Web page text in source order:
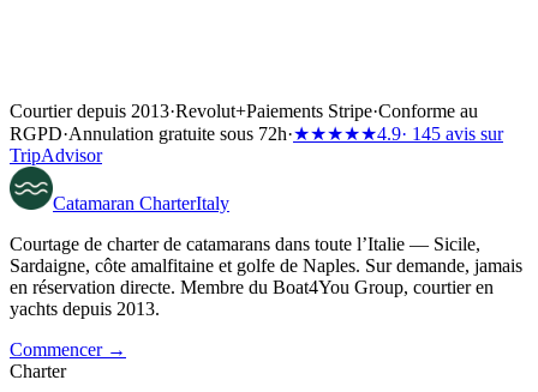
Courtier depuis 2013·Revolut+Paiements Stripe·Conforme au
RGPD·Annulation gratuite sous 72h·★★★★★4.9· 145 avis sur
TripAdvisor
Catamaran CharterItaly
Courtage de charter de catamarans dans toute l’Italie — Sicile,
Sardaigne, côte amalfitaine et golfe de Naples. Sur demande, jamais
en réservation directe. Membre du Boat4You Group, courtier en
yachts depuis 2013.
Commencer →
Charter